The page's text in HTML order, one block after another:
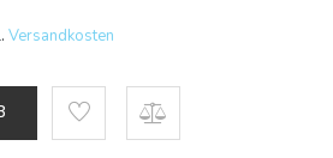
Versandkosten